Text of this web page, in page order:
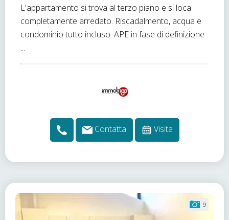
L'appartamento si trova al terzo piano e si loca
completamente arredato. Riscadalmento, acqua e
condominio tutto incluso. APE in fase di definizione
...
Contatta Visita
9